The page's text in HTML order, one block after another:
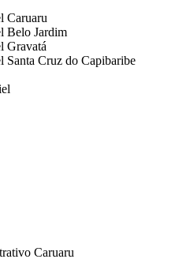
Caruaru
Belo Jardim
Gravatá
Santa Cruz do Capibaribe
Caruaru